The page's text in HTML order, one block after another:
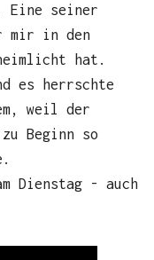
Eine seiner
mir in den
hat.
es herrschte
weil der
Beginn so
Dienstag - auch